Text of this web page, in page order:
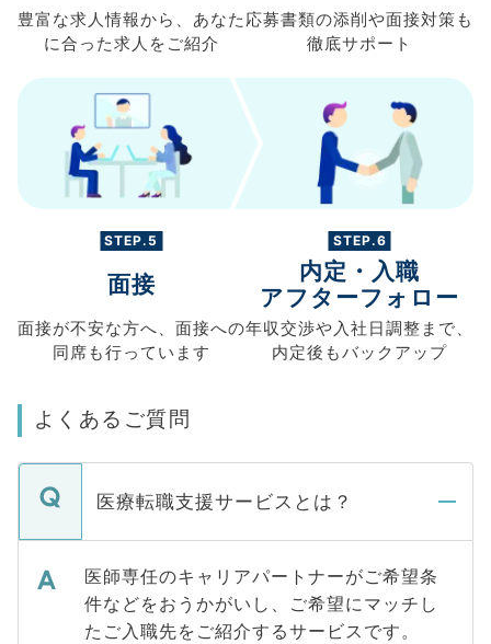
豊富な求人情報から、 あなた
に合った求人を ご紹介
応募書類の添削や面接対策も
徹底サポート
STEP.5
面接
面接が不安な方へ、 面接への
同席も行っています
STEP.6
内定・入職
アフターフォロー
年収交渉や入社日調整まで、
内定後もバックアップ
よくあるご質問
医療転職支援サービスとは？
医師専任のキャリアパートナーがご希望条
件などをおうかがいし、ご希望にマッチし
たご入職先をご紹介するサービスです。